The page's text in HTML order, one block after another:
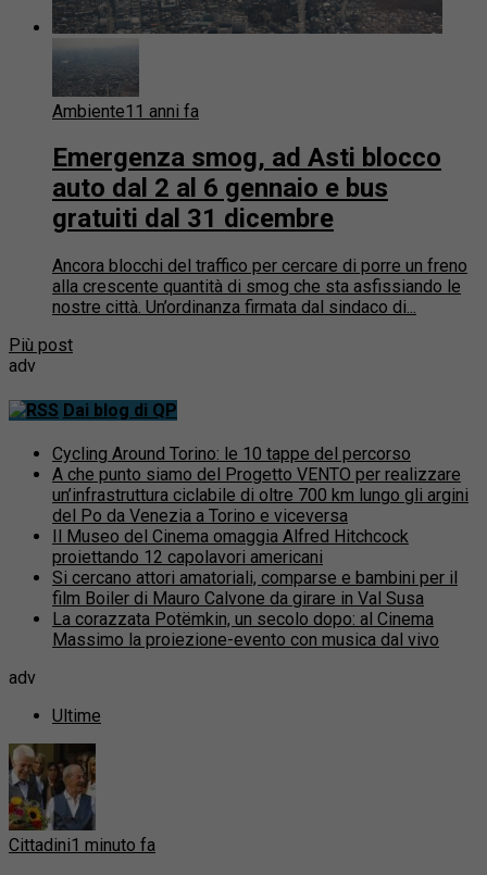
Ambiente11 anni fa
Emergenza smog, ad Asti blocco
auto dal 2 al 6 gennaio e bus
gratuiti dal 31 dicembre
Ancora blocchi del traffico per cercare di porre un freno
alla crescente quantità di smog che sta asfissiando le
nostre città. Un’ordinanza firmata dal sindaco di...
Più post
adv
Dai blog di QP
Cycling Around Torino: le 10 tappe del percorso
A che punto siamo del Progetto VENTO per realizzare
un’infrastruttura ciclabile di oltre 700 km lungo gli argini
del Po da Venezia a Torino e viceversa
Il Museo del Cinema omaggia Alfred Hitchcock
proiettando 12 capolavori americani
Si cercano attori amatoriali, comparse e bambini per il
film Boiler di Mauro Calvone da girare in Val Susa
La corazzata Potëmkin, un secolo dopo: al Cinema
Massimo la proiezione-evento con musica dal vivo
adv
Ultime
Cittadini1 minuto fa